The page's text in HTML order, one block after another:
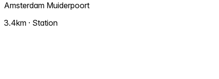
Amsterdam Muiderpoort
3.4km · Station